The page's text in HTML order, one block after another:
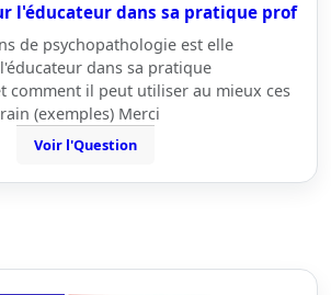
l'éducateur dans sa pratique prof
de psychopathologie est elle
dans sa pratique
comment il peut utiliser au mieux ces
(exemples) Merci
Voir l'Question